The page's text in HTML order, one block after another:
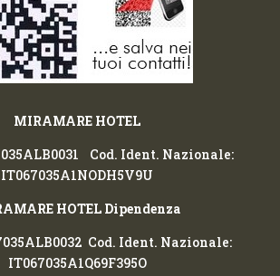
MIRAMARE HOTEL
Cod. Ident. Nazionale:
IT067035A1NODH5V9U
HOTEL Dipendenza
Cod. Ident. Nazionale:
IT067035A1Q69F395O